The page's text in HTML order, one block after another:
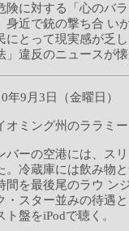
険に対する「心のバ
身近で銃の撃ち合 い
にとって現実感が乏
」違反のニュースが
年9月3日（金曜日）
オミング州のララミ
バーの空港には、ス
。冷蔵庫には飲み物
間を最後尾のラウ ン
・スター並みの待遇
ト盤をiPodで聴く。